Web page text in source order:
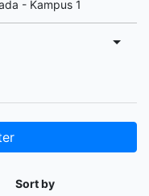
- Kampus 1
Sort by